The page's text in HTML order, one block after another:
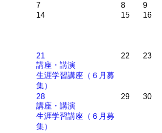
7
8 9
14
15 16
21
講座・講演
生涯学習講座（６月募
集）
22 23
28
講座・講演
生涯学習講座（６月募
集）
29 30